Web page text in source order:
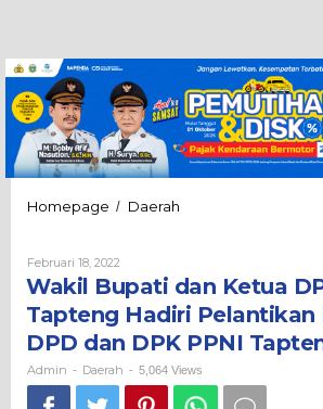
Homepage / Daerah
DPRD
Tapteng
Hadiri
Pelantikan
DPD
dan
Februari 18, 2022
Wakil Bupati dan Ketua
Tapteng Hadiri Pelantikan
DPD dan DPK PPNI
Admin - Daerah - 5,064 Views